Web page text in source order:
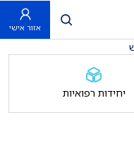
פתח חיפוש
אזור אישי
יחידות רפואיות